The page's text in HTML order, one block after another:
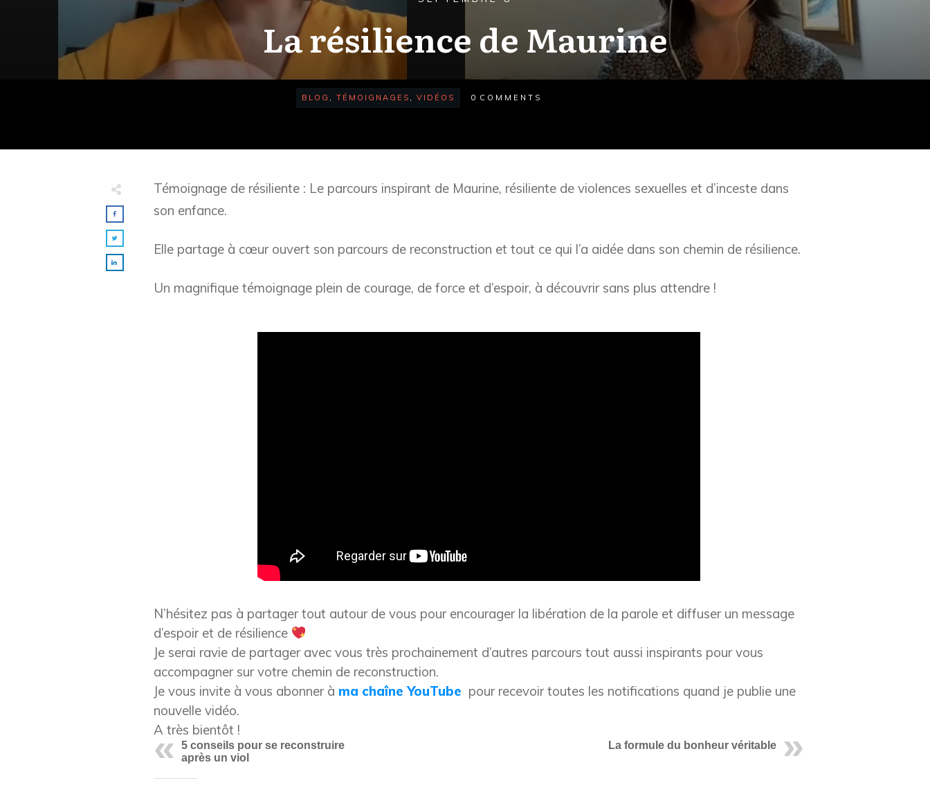
La résilience de Maurine
BLOG , TÉMOIGNAGES , VIDÉOS 0 COMMENTS
Témoignage de résiliente : Le parcours inspirant de Maurine, résiliente de violences sexuelles et d’inceste dans
son enfance.
Elle partage à cœur ouvert son parcours de reconstruction et tout ce qui l’a aidée dans son chemin de résilience.
Un magnifique témoignage plein de courage, de force et d’espoir, à découvrir sans plus attendre !
N’hésitez pas à partager tout autour de vous pour encourager la libération de la parole et diffuser un message
d’espoir et de résilience
Je serai ravie de partager avec vous très prochainement d’autres parcours tout aussi inspirants pour vous
accompagner sur votre chemin de reconstruction.
Je vous invite à vous abonner à ma chaîne YouTube pour recevoir toutes les notifications quand je publie une
nouvelle vidéo.
A très bientôt !
5 conseils pour se reconstruire
après un viol
La formule du bonheur véritable